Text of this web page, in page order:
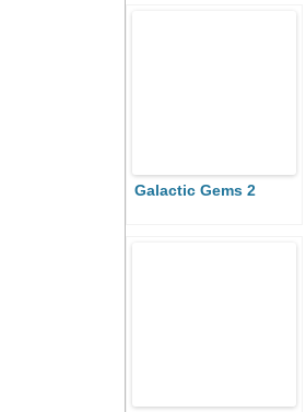
Galactic Gems 2